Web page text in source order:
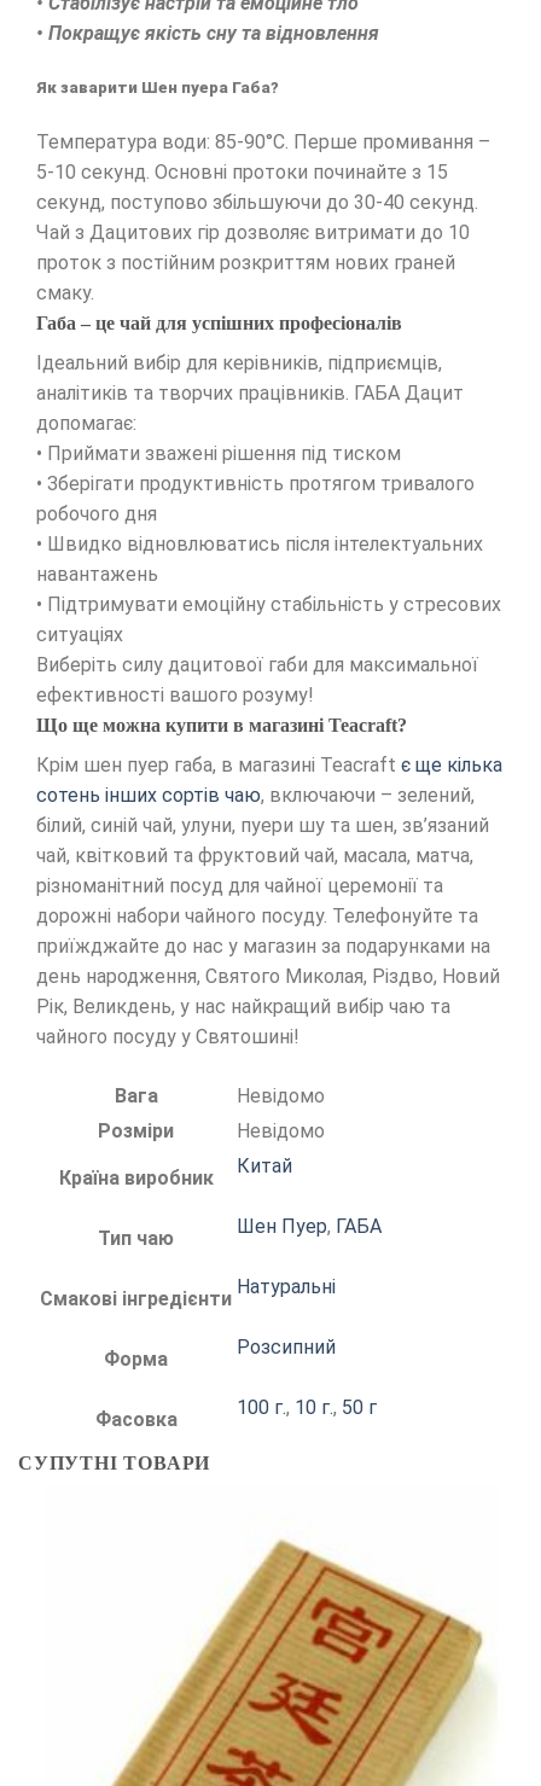
• Покращує якість сну та відновлення
Як заварити Шен пуера Габа?
Температура води: 85-90°C. Перше промивання –
5-10 секунд. Основні протоки починайте з 15
секунд, поступово збільшуючи до 30-40 секунд.
Чай з Дацитових гір дозволяє витримати до 10
проток з постійним розкриттям нових граней
смаку.
Габа – це чай для успішних професіоналів
Ідеальний вибір для керівників, підприємців,
аналітиків та творчих працівників. ГАБА Дацит
допомагає:
• Приймати зважені рішення під тиском
• Зберігати продуктивність протягом тривалого
робочого дня
• Швидко відновлюватись після інтелектуальних
навантажень
• Підтримувати емоційну стабільність у стресових
ситуаціях
Виберіть силу дацитової габи для максимальної
ефективності вашого розуму!
Що ще можна купити в магазині Teacraft?
Крім шен пуер габа, в магазині Teacraft є ще кілька
сотень інших сортів чаю, включаючи – зелений,
білий, синій чай, улуни, пуери шу та шен, зв’язаний
чай, квітковий та фруктовий чай, масала, матча,
різноманітний посуд для чайної церемонії та
дорожні набори чайного посуду. Телефонуйте та
приїжджайте до нас у магазин за подарунками на
день народження, Святого Миколая, Різдво, Новий
Рік, Великдень, у нас найкращий вибір чаю та
чайного посуду у Святошині!
Вага
Невідомо
Розміри
Невідомо
Країна виробник
Китай
Тип чаю
Шен Пуер, ГАБА
Смакові інгредієнти
Натуральні
Форма
Розсипний
Фасовка
100 г., 10 г., 50 г
СУПУТНІ ТОВАРИ